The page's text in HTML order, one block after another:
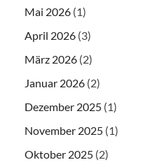
Mai 2026 (1)
April 2026 (3)
März 2026 (2)
Januar 2026 (2)
Dezember 2025 (1)
November 2025 (1)
Oktober 2025 (2)